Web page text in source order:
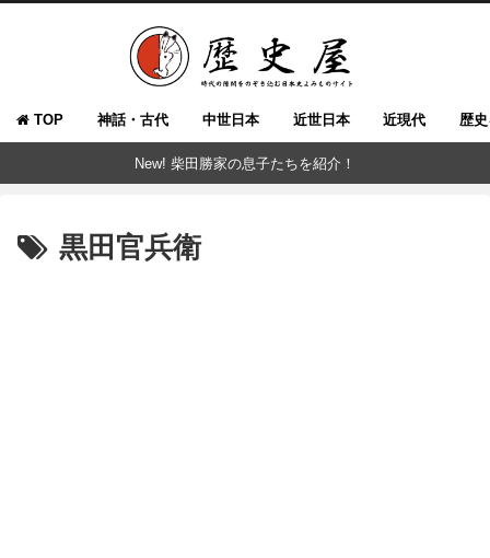
TOP 神話・古代 中世日本 近世日本 近現代 歴
New! 柴田勝家の息子たちを紹介！
黒田官兵衛